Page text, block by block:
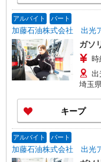
アルバイト パート
加藤石油株式会社 出光
ガソ
時
出
埼玉
キープ
アルバイト パート
加藤石油株式会社 出光